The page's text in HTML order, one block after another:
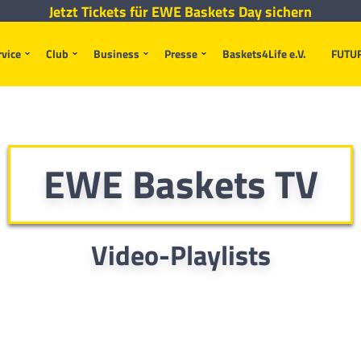
Club Business Presse Baskets4Life e.V.
Jetzt Tickets für EWE Baskets Day sichern
EWE Baskets TV
Video-Playlists